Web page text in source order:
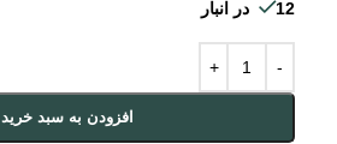
12 در انبار
افزودن به سبد خرید